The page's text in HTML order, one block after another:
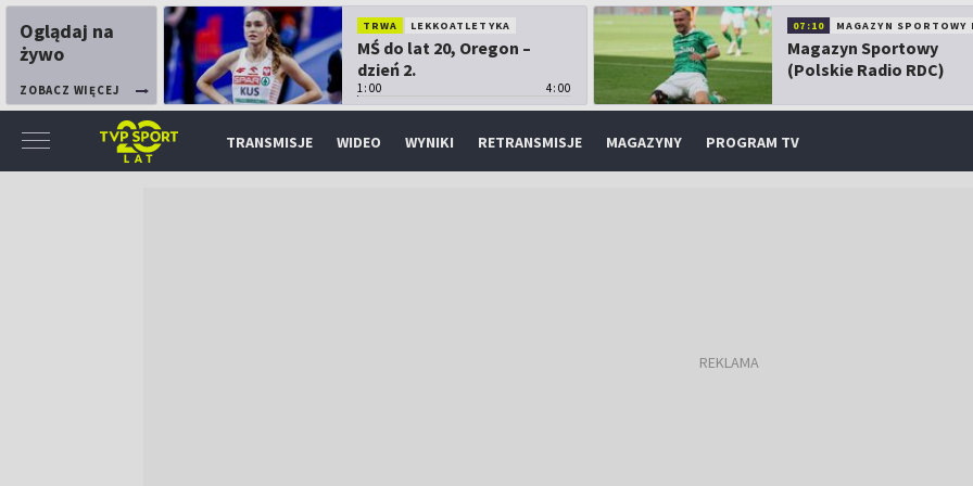
Oglądaj na
żywo
ZOBACZ WIĘCEJ
TRWA LEKKOATLETYKA
MŚ do lat 20, Oregon –
dzień 2.
1:00 4:00
07:10 MAGAZYN SPORTOWY
Magazyn Sportowy
(Polskie Radio RDC)
TRANSMISJE WIDEO WYNIKI RETRANSMISJE MAGAZYNY PROGRAM TV